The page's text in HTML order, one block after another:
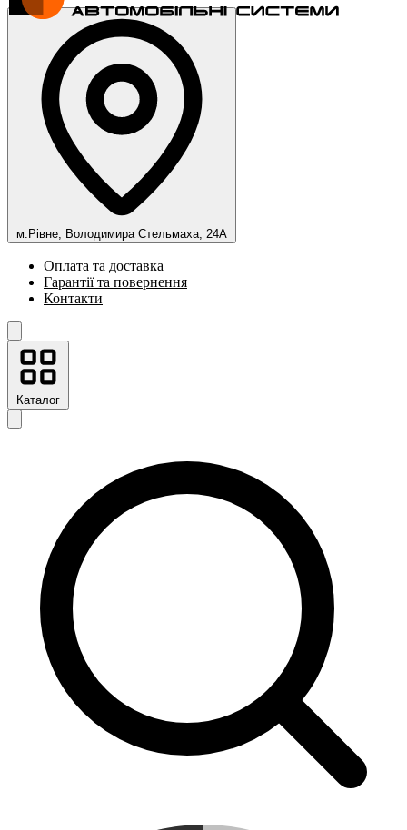
м.Рівне, Володимира Стельмаха, 24А
Оплата та доставка
Гарантії та повернення
Контакти
Каталог